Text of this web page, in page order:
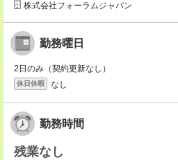
株式会社フォーラムジャパン
勤務曜日
2日のみ（契約更新なし）
休日休暇 なし
勤務時間
残業なし